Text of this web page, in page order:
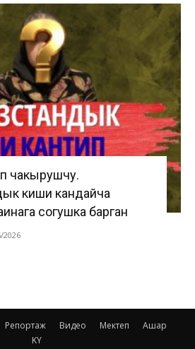
чакырушчу.
киши кандайча
согушка барган
2026
Репортаж Видео Мектеп
Ашар
KY